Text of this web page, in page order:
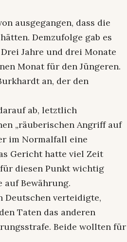
ausgegangen, dass die
Demzufolge gab es
Jahre und drei Monate
Monat für den Jüngeren.
an, der den
ab, letztlich
„räuberischen Angriff auf
im Normalfall eine
Gericht hatte viel Zeit
diesen Punkt wichtig
auf Bewährung.
Deutschen verteidigte,
Taten das anderen
Beide wollten für